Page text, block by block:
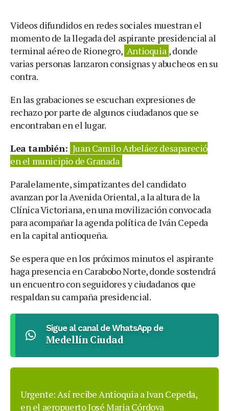
Videos difundidos en redes sociales muestran el
momento de la llegada del aspirante presidencial al
terminal aéreo de Rionegro, Antioquia , donde
varias personas lanzaron consignas y abucheos en su
contra.
En las grabaciones se escuchan expresiones de
rechazo por parte de algunos ciudadanos que se
encontraban en el lugar.
Lea también: Juan Camilo Arbeláez desapareció
en el municipio de Granada
Paralelamente, simpatizantes del candidato
avanzan por la Avenida Oriental, a la altura de la
Clínica Victoriana, en una movilización convocada
para acompañar la agenda política de Iván Cepeda
en la capital antioqueña.
Se espera que en los próximos minutos el aspirante
haga presencia en Carabobo Norte, donde sostendrá
un encuentro con seguidores y ciudadanos que
respaldan su campaña presidencial.
Sigue al canal de WhatsApp de
Medellín Ciudad
Urgente: Así recibe Antioquia a Ivan Cepeda,
en el aeropuerto José Maria Córdova